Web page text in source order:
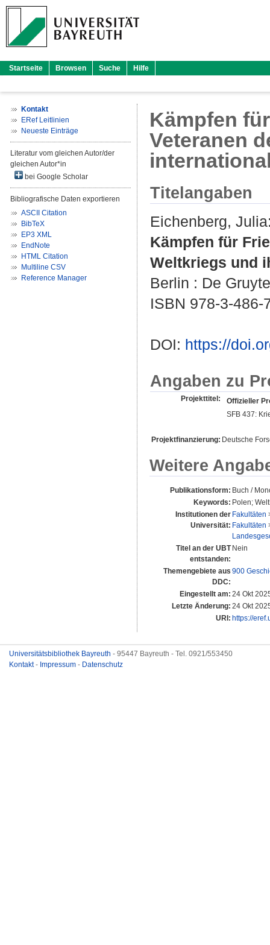
Startseite Browsen Suche Hilfe
Kontakt
ERef Leitlinien
Neueste Einträge
Literatur vom gleichen Autor/der
gleichen Autor*in
bei Google Scholar
Bibliografische Daten exportieren
ASCII Citation
BibTeX
EP3 XML
EndNote
HTML Citation
Multiline CSV
Reference Manager
Kämpfen
Veteranen
Titelangaben
Eichenberg, Julia
Kämpfen für
Weltkriegs und
Berlin : De
ISBN 978-3-486-
DOI: https://
Angaben zu
Projekttitel:
Offizieller
SFB 437:
Projektfinanzierung: Deutsche
Weitere
Publikationsform: Buch /
Keywords: Polen;
Institutionen der
Universität:
Fakultäten
Fakultäten
Titel an der UBT
entstanden:
Nein
Themengebiete aus
DDC:
900
Eingestellt am: 24 Okt
Letzte Änderung: 24 Okt
URI: https://
Universitätsbibliothek Bayreuth - 95447 Bayreuth - Tel. 0921/553450
Kontakt- Impressum - Datenschutz